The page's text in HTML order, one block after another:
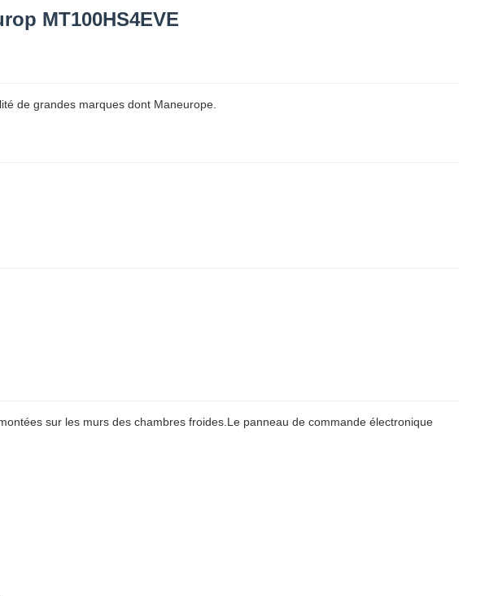
MT100HS4EVE
de grandes marques dont Maneurope.
sur les murs des chambres froides.Le panneau de commande électronique